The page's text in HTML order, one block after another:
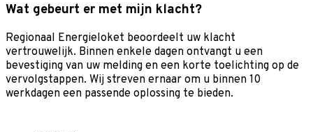
Wat gebeurt er met mijn klacht?
Regionaal Energieloket beoordeelt uw klacht
vertrouwelijk. Binnen enkele dagen ontvangt u een
bevestiging van uw melding en een korte toelichting op de
vervolgstappen. Wij streven ernaar om u binnen 10
werkdagen een passende oplossing te bieden.